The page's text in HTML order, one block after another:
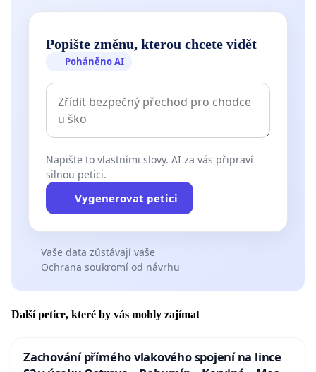
Popište změnu, kterou chcete vidět
Poháněno AI
Napište to vlastními slovy. AI za vás připraví
silnou petici.
Vygenerovat petici
Vaše data zůstávají vaše
Ochrana soukromí od návrhu
Další petice, které by vás mohly zajímat
Zachování přímého vlakového spojení na lince